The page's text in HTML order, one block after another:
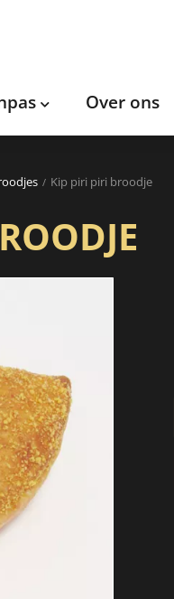
Over ons
Kip piri piri broodje